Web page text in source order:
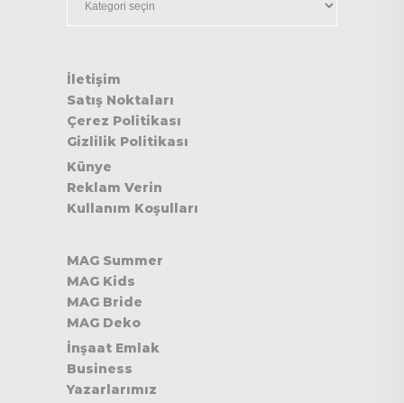
İletişim
Satış Noktaları
Çerez Politikası
Gizlilik Politikası
Künye
Reklam Verin
Kullanım Koşulları
MAG Summer
MAG Kids
MAG Bride
MAG Deko
İnşaat Emlak
Business
Yazarlarımız